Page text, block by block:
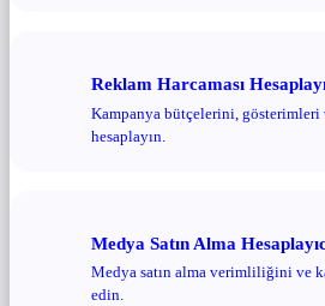
Reklam Harcaması
Kampanya bütçelerini, gösterimleri
hesaplayın.
Medya Satın Alma
Medya satın alma verimliliğini ve
edin.